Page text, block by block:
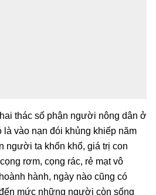
thác số phận người nông dân ở
là vào nạn đói khủng khiếp năm
người ta khốn khổ, giá trị con
rơm, cọng rác, rẻ mạt vô
hành, ngày nào cũng có
mức những người còn sống